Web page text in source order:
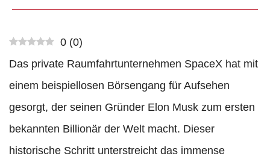
0 (0)
Das private Raumfahrtunternehmen SpaceX hat mit
einem beispiellosen Börsengang für Aufsehen
gesorgt, der seinen Gründer Elon Musk zum ersten
bekannten Billionär der Welt macht. Dieser
historische Schritt unterstreicht das immense